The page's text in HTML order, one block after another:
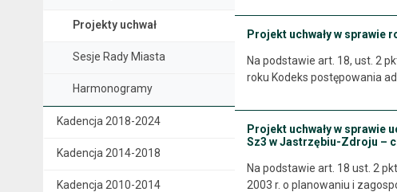
Projekty uchwał
Sesje Rady Miasta
Harmonogramy
Kadencja 2018-2024
Kadencja 2014-2018
Kadencja 2010-2014
Projekt uchwały w sprawie
Na podstawie art. 18, ust. 2
roku Kodeks postępowania
Projekt uchwały w
Sz3 w Jastrzębiu-Zdroju –
Na podstawie art. 18 ust. 2
2003 r. o planowaniu i